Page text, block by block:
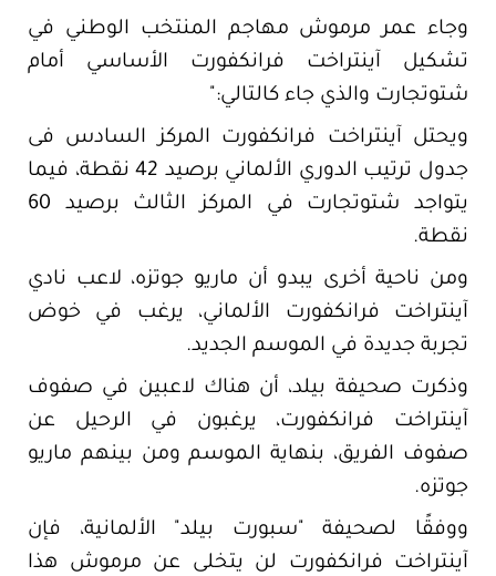
وجاء عمر مرموش مهاجم المنتخب الوطني في
تشكيل آينتراخت فرانكفورت الأساسي أمام
شتوتجارت والذي جاء كالتالي:"
ويحتل آينتراخت فرانكفورت المركز السادس فى
جدول ترتيب الدوري الألماني برصيد 42 نقطة، فيما
يتواجد شتوتجارت في المركز الثالث برصيد 60
نقطة.
ومن ناحية أخرى يبدو أن ماريو جوتزه، لاعب نادي
آينتراخت فرانكفورت الألماني، يرغب في خوض
تجربة جديدة في الموسم الجديد.
وذكرت صحيفة بيلد، أن هناك لاعبين في صفوف
آينتراخت فرانكفورت، يرغبون في الرحيل عن
صفوف الفريق، بنهاية الموسم ومن بينهم ماريو
جوتزه.
ووفقًا لصحيفة "سبورت بيلد" الألمانية، فإن
آينتراخت فرانكفورت لن يتخلى عن مرموش هذا